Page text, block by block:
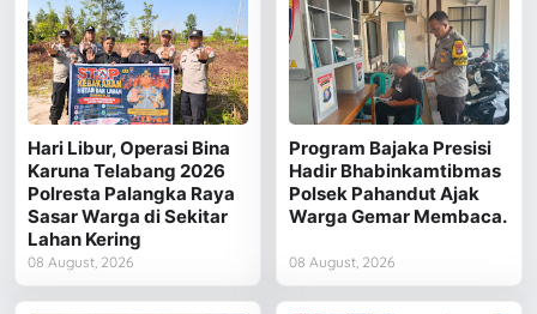
Hari Libur, Operasi Bina
Karuna Telabang 2026
Polresta Palangka Raya
Sasar Warga di Sekitar
Lahan Kering
08 August, 2026
Program Bajaka Presisi
Hadir Bhabinkamtibmas
Polsek Pahandut Ajak
Warga Gemar Membaca.
08 August, 2026